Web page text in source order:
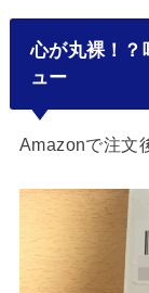
心が丸裸！
ュー
Amazonで注文